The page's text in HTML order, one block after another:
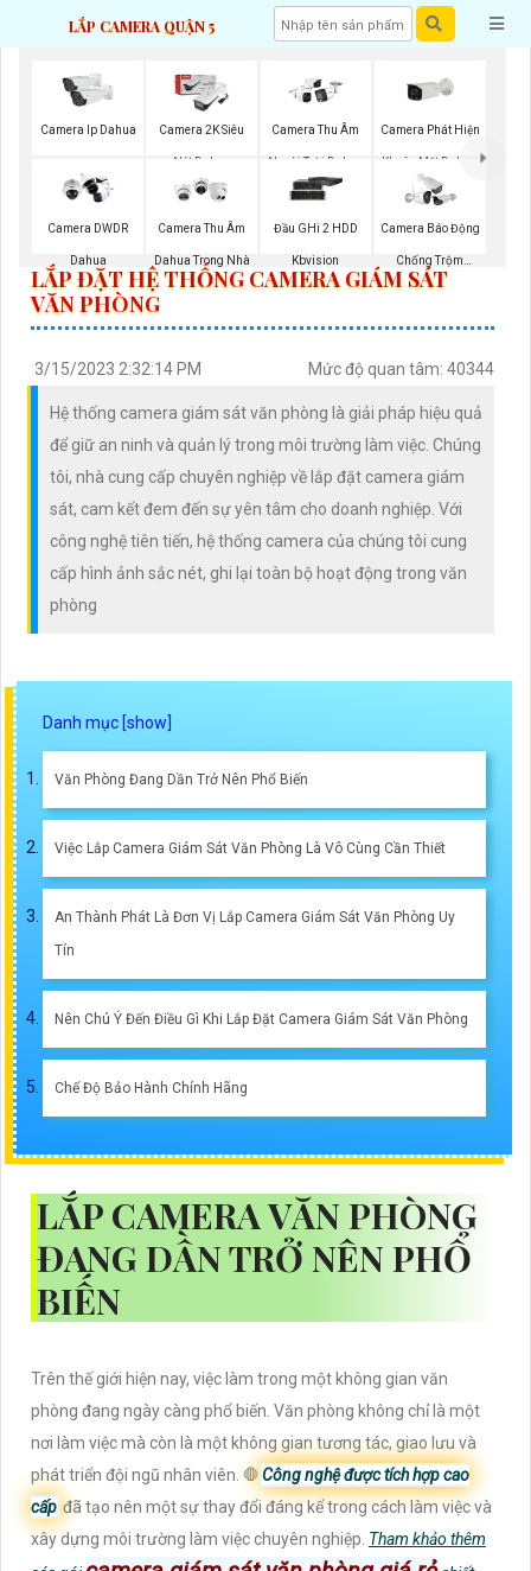
LẮP CAMERA QUẬN 5
Camera Ip Dahua Camera 2K Siêu
Nét Dahua
Camera Thu Âm
Ngoài Trời Dahua
Camera Phát Hiện
Khuôn Mặt Dahua
Camera DWDR
Dahua
Camera Thu Âm
Dahua Trong Nhà
Đầu GHi 2 HDD
Kbvision
Camera Báo Động
Chống Trộm
Hikvision
LẮP ĐẶT HỆ THỐNG CAMERA GIÁM SÁT
VĂN PHÒNG
3/15/2023 2:32:14 PM Mức độ quan tâm: 40344
Hệ thống camera giám sát văn phòng là giải pháp hiệu quả
để giữ an ninh và quản lý trong môi trường làm việc. Chúng
tôi, nhà cung cấp chuyên nghiệp về lắp đặt camera giám
sát, cam kết đem đến sự yên tâm cho doanh nghiệp. Với
công nghệ tiên tiến, hệ thống camera của chúng tôi cung
cấp hình ảnh sắc nét, ghi lại toàn bộ hoạt động trong văn
phòng
Văn Phòng Đang Dần Trở Nên Phổ Biến
Việc Lắp Camera Giám Sát Văn Phòng Là Vô Cùng Cần Thiết
An Thành Phát Là Đơn Vị Lắp Camera Giám Sát Văn Phòng Uy
Tín
Nên Chú Ý Đến Điều Gì Khi Lắp Đặt Camera Giám Sát Văn Phòng
Chế Độ Bảo Hành Chính Hãng
LẮP CAMERA VĂN PHÒNG
ĐANG DẦN TRỞ NÊN PHỔ
BIẾN
Trên thế giới hiện nay, việc làm trong một không gian văn
phòng đang ngày càng phổ biến. Văn phòng không chỉ là một
nơi làm việc mà còn là một không gian tương tác, giao lưu và
phát triển đội ngũ nhân viên. 🛑Công nghệ được tích hợp cao
cấp đã tạo nên một sự thay đổi đáng kể trong cách làm việc và
xây dựng môi trường làm việc chuyên nghiệp. Tham khảo thêm